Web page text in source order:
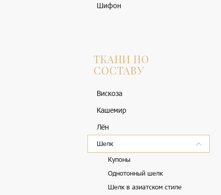
Шифон
ТКАНИ ПО
СОСТАВУ
Вискоза
Кашемир
Лён
Шелк
Купоны
Однотонный шелк
Шелк в азиатском стиле